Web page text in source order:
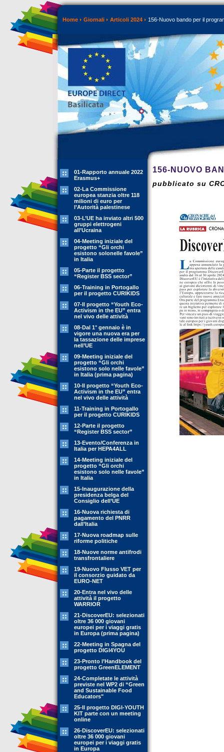
Home Giornali Articoli 2024 156-Nuovo bando per il
01-Rapporto annuale 2022
Erasmus+
02-La Commissione
europea stanzia oltre 118
milioni di euro per
l’Autorità palestinese
03-L’UE ha inviato altri 500
gruppi elettrogeni
all’Ucraina
04-Meeting iniziale del
progetto “Gli orchi
esistono solonelle favole”
in Italia
05-Parte il progetto
“Register BSS sector”
06-Training in Portogallo
per il progetto CURIKIDS
07-Il progetto “Youth Eco-
Activism in the EU” entra
nel vivo delle attività
08-Dal 1° gennaio è in
vigore una nuova era per
la tassazione delle imprese
nell’UE
09-Meeting iniziale del
progetto “Gli orchi
esistono solo nelle favole”
in Italia (prima pagina)
10-Il progetto “Youth Eco-
Activism in the EU” entra
nel vivo delle attività
11-Training in Portogallo
per il progetto CURIKIDS
12-Parte il progetto
“Register BSS sector”
13-Evento/Conferenza in
Italia per HEPA4ALL
14-Meeting iniziale del
progetto “Gli orchi
esistono solo nelle favole”
in Italia
15-Inaugurazione della
presidenza belga del
Consiglio dell’UE
16-Nuova richiesta di
pagamento del PNRR
dall’Italia
17-Nuova roadmap sulle
riforme politiche
18-Nuove norme antifrodi
transfrontaliere
19-Nuovo Flusso VET per
il consorzio guidato da
EURO-NET
20-Entra nel vivo delle
attività il progetto
WARRIOR
21-DiscoverEU: selezionati
oltre 36 000 giovani
europei per i viaggi gratis
in Europa (prima pagina)
22-Meeting in Spagna del
progetto DIGI4YOU
23-Pronto l’Handbook del
progetto GreenELEMENT
24-Completate le attività
previste nel WP2 di “Green
and Sustainable Food
Educators"
25-Il progetto DIGI-YOUTH
KIT parte con un meeting
online
26-DiscoverEU: selezionati
oltre 36 000 giovani
europei per i viaggi gratis
in Europa
156-NUOVO
pubblicato su